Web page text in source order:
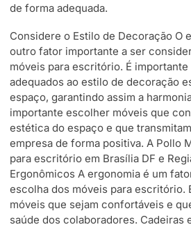
de forma adequada.
Considere o Estilo de Decoração O
outro fator importante a ser
móveis para escritório. É
adequados ao estilo de decoração
espaço, garantindo assim a
importante escolher móveis que
estética do espaço e que
empresa de forma positiva. A Pollo
para escritório em Brasília DF e
Ergonômicos A ergonomia é um
escolha dos móveis para escritório.
móveis que sejam confortáveis e
saúde dos colaboradores. Cadeiras